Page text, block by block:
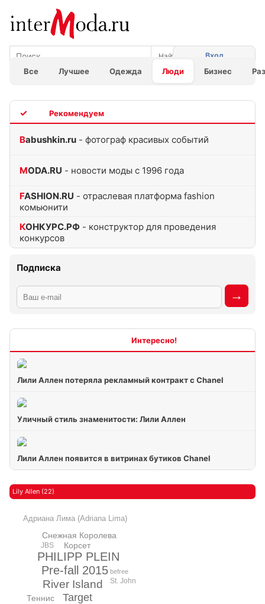
Все Лучшее Одежда Люди Бизнес
Вход
Babushkin.ru - фотограф красивых событий
MODA.RU - новости моды с 1996 года
FASHION.RU - отраслевая платформа fashion
комьюнити
КОНКУРС.РФ - конструктор для проведения
конкурсов
Подписка
Лили Аллен потеряла рекламный контракт с Chanel
Уличный стиль знаменитости: Лили Аллен
Лили Аллен появится в витринах бутиков Chanel
Lily Allen (22)
Pre-fall 2015
PHILIPP PLEIN
River Island
Target
Корсет
Снежная Королева
Теннис
Адриана Лима (Adriana Lima)
St. John
JBS
befree